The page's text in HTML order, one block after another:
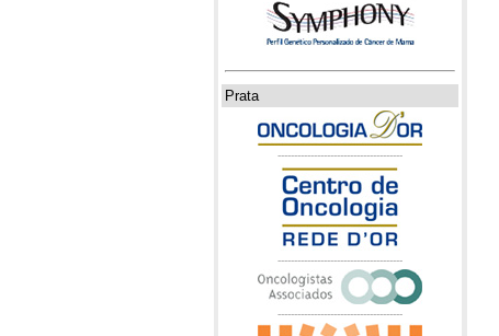
Prata
--------------------------------------
--------------------------------------
--------------------------------------